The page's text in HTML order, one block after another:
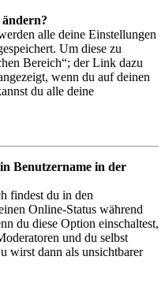
alle deine Einstellungen
Um diese zu
Bereich“; der Link dazu
wenn du auf deinen
du alle deine
Benutzername in der
findest du in den
Online-Status während
du diese Option einschaltest,
und du selbst
wirst dann als unsichtbarer